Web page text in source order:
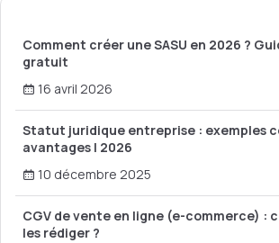
Comment créer une SASU en 2026 ?
gratuit
16 avril 2026
Statut juridique entreprise : exemples
avantages | 2026
10 décembre 2025
CGV de vente en ligne (e-commerce) :
les rédiger ?